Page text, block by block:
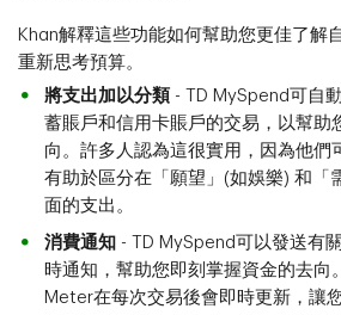
Khan解釋這些功能如何幫助您更佳了解
重新思考預算。
將支出加以分類 - TD MySpend可自
蓄賬戶和信用卡賬戶的交易，以幫助
向。許多人認為這很實用，因為他們
有助於區分在「願望」(如娛樂) 和「
面的支出。
消費通知 - TD MySpend可以發送有
時通知，幫助您即刻掌握資金的去向。
Meter在每次交易後會即時更新，讓